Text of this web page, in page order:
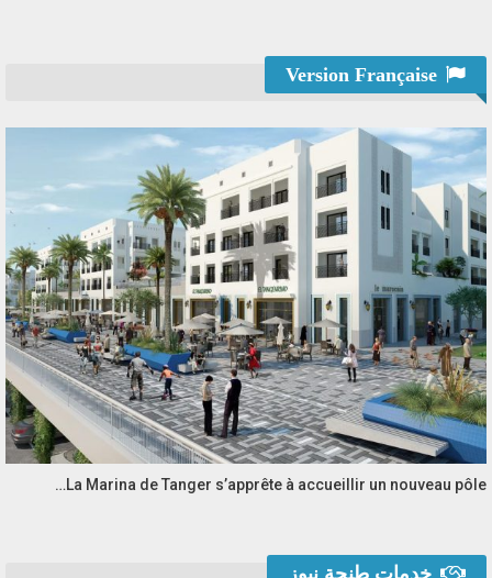
La Marina de Tanger s’apprête à accueillir un nouveau pôle…